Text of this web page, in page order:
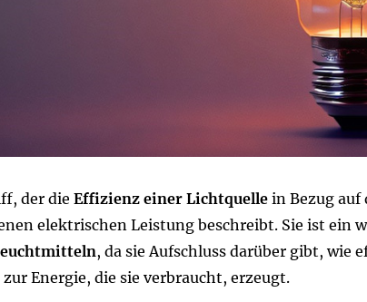
der die Effizienz einer Lichtquelle in Bezug auf
elektrischen Leistung beschreibt. Sie ist ein
, da sie Aufschluss darüber gibt, wie
Energie, die sie verbraucht, erzeugt.